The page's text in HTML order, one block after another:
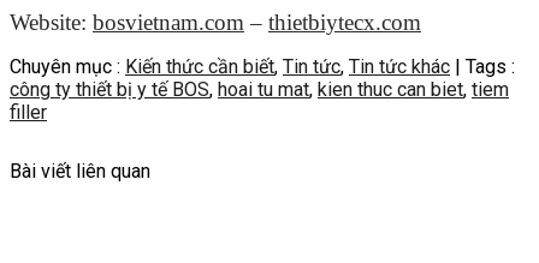
Website: bosvietnam.com – thietbiytecx.com
Chuyên mục : Kiến thức cần biết, Tin tức, Tin tức khác | Tags :
công ty thiết bị y tế BOS, hoai tu mat, kien thuc can biet, tiem
filler
Bài viết liên quan